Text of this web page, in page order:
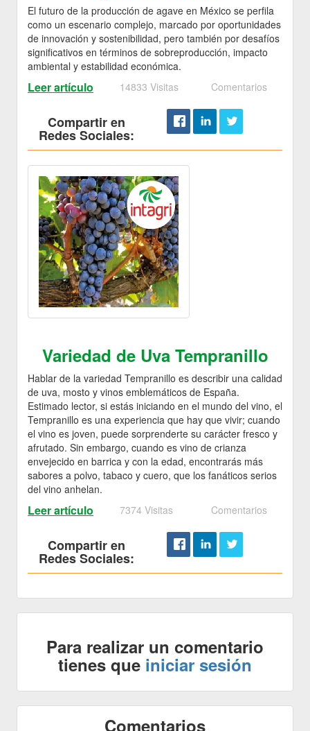
El futuro de la producción de agave en México se perfila
como un escenario complejo, marcado por oportunidades
de innovación y sostenibilidad, pero también por desafíos
significativos en términos de sobreproducción, impacto
ambiental y estabilidad económica.
Leer artículo 14833 Visitas Comentarios
Compartir en
Redes Sociales:
Variedad de Uva Tempranillo
Hablar de la variedad Tempranillo es describir una calidad
de uva, mosto y vinos emblemáticos de España.
Estimado lector, si estás iniciando en el mundo del vino, el
Tempranillo es una experiencia que hay que vivir; cuando
el vino es joven, puede sorprenderte su carácter fresco y
afrutado. Sin embargo, cuando es vino de crianza
envejecido en barrica y con la edad, encontrarás más
sabores a polvo, tabaco y cuero, que los fanáticos serios
del vino anhelan.
Leer artículo 7374 Visitas Comentarios
Compartir en
Redes Sociales:
Para realizar un comentario
tienes que iniciar sesión
Comentarios